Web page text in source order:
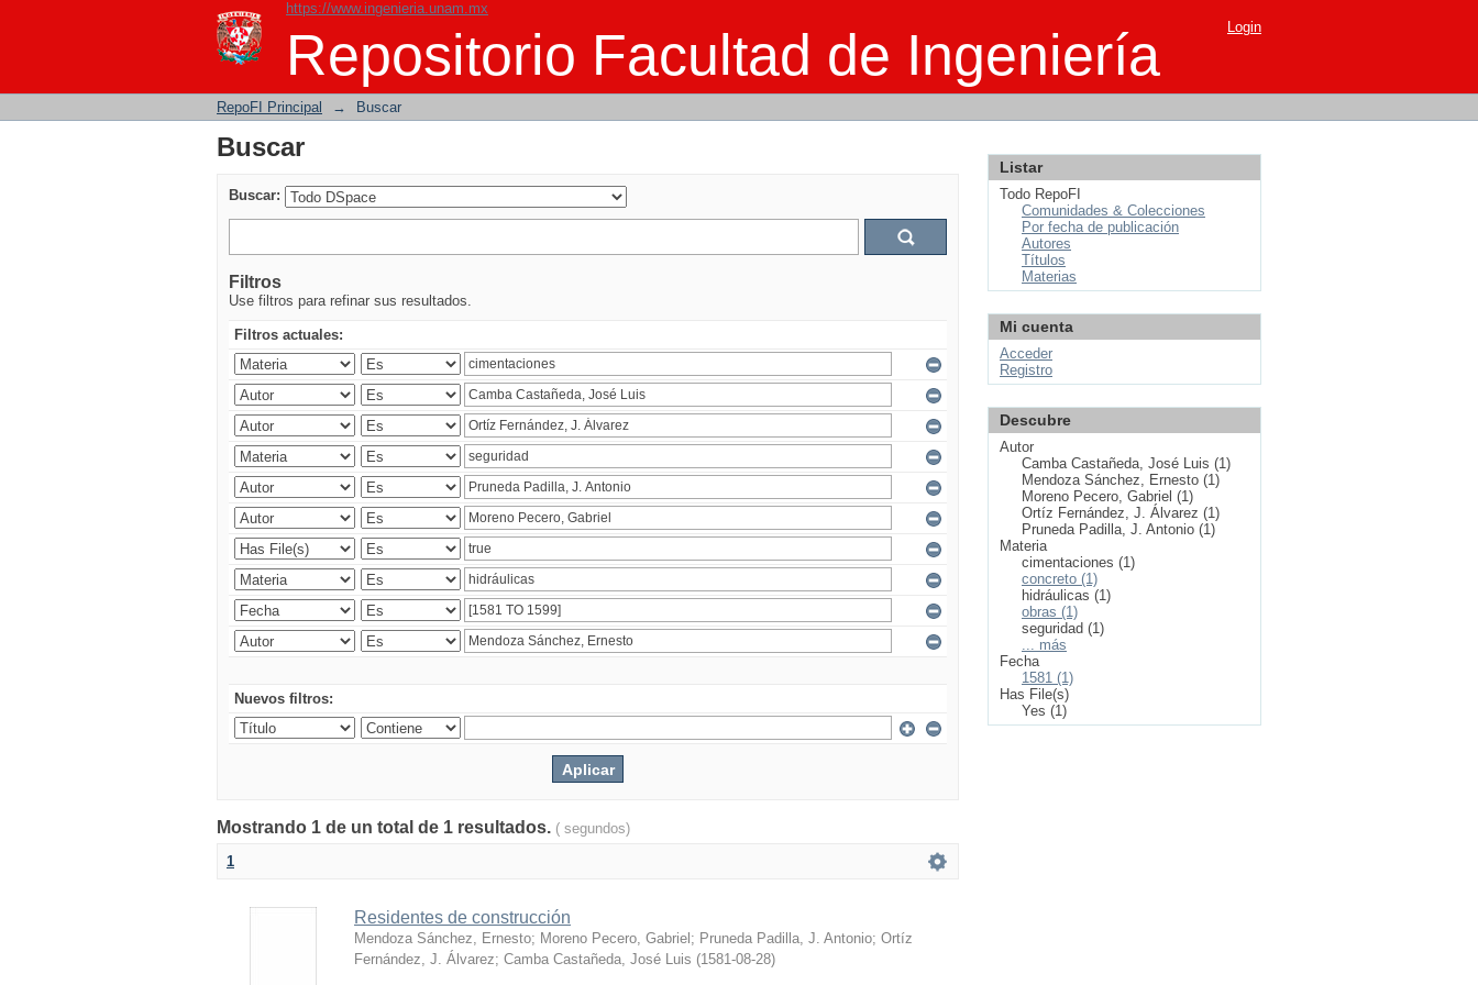
https://www.ingenieria.unam.mx
Repositorio Facultad de Ingeniería
Buscar Login
RepoFI Principal → Buscar
Buscar
Buscar:
Filtros
Use filtros para refinar sus resultados.
Filtros actuales:
Nuevos filtros:
Mostrando 1 de un total de 1 resultados. ( segundos)
1
Residentes de construcción
Mendoza Sánchez, Ernesto; Moreno Pecero, Gabriel ; Pruneda Padilla, J. Antonio; Ortíz
Fernández, J. Álvarez; Camba Castañeda, José Luis (1581-08-28)
Listar
Todo RepoFI
Comunidades & Colecciones
Por fecha de publicación
Autores
Títulos
Materias
Mi cuenta
Acceder
Registro
Descubre
Autor
Camba Castañeda, José Luis (1)
Mendoza Sánchez, Ernesto (1)
Moreno Pecero, Gabriel (1)
Ortíz Fernández, J. Álvarez (1)
Pruneda Padilla, J. Antonio (1)
Materia
cimentaciones (1)
concreto (1)
hidráulicas (1)
obras (1)
seguridad (1)
... más
Fecha
1581 (1)
Has File(s)
Yes (1)